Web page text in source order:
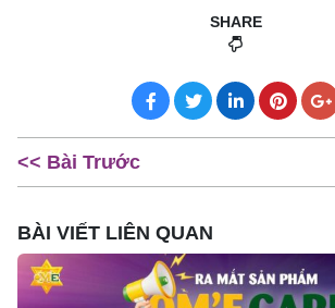
SHARE
<< Bài Trước
BÀI VIẾT LIÊN QUAN